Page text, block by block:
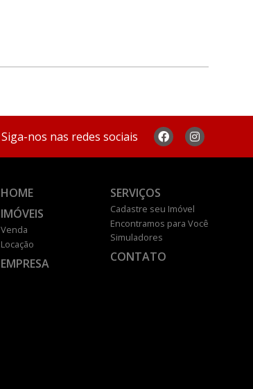
Siga-nos nas redes sociais
HOME
IMÓVEIS
Venda
Locação
EMPRESA
SERVIÇOS
Cadastre seu Imóvel
Encontramos para Você
Simuladores
CONTATO